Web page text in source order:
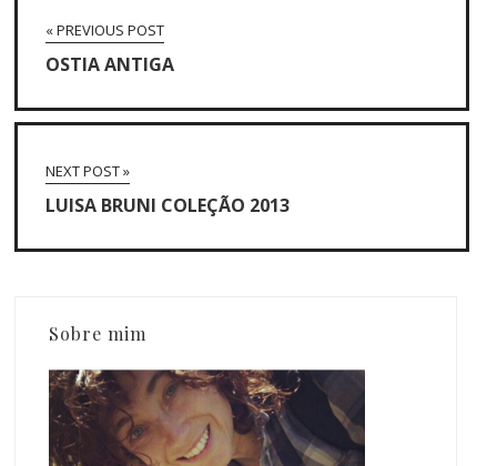
« PREVIOUS POST
OSTIA ANTIGA
NEXT POST »
LUISA BRUNI COLEÇÃO 2013
Sobre mim